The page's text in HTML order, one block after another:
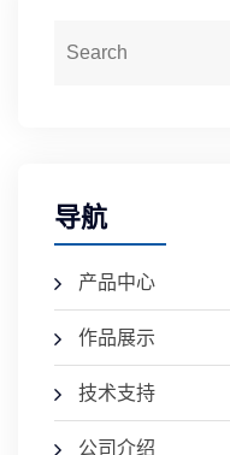
导航
产品中心
作品展示
技术支持
公司介绍